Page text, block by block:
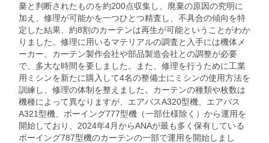
棄と判断されたものを約200点収集し、廃棄の原因の究明に
加え、修理が可能かを一つひとつ精査し、不具合の傾向を特
定した結果、約8割のカーテンは再生が可能ということがわか
りました。修理に用いるマテリアルの調査と入手には機体メ
ーカー、カーテン製作会社や部品製造会社との調整が必要
で、多大な時間を要しました。また、修理を行うために工業
用ミシンを新たに購入して4名の整備士にミシンの使用方法を
訓練し、修理の体制を整えました。カーテンの種類や枚数は
機種によって異なりますが、エアバスA320型機、エアバス
A321型機、ボーイング777型機（一部仕様除く）から運用を
開始しており、2024年4月からANAが最も多く保有している
ボーイング787型機のカーテンの一部で運用を開始しまし